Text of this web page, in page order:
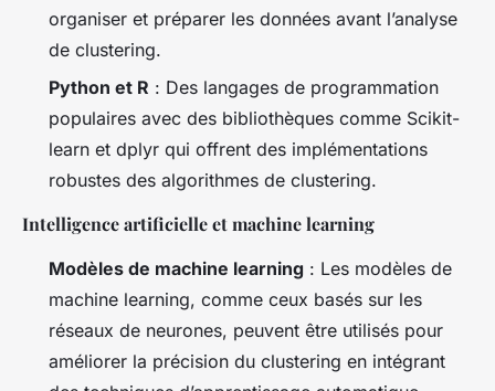
organiser et préparer les données avant l’analyse
de clustering.
Python et R : Des langages de programmation
populaires avec des bibliothèques comme Scikit-
learn et dplyr qui offrent des implémentations
robustes des algorithmes de clustering.
Intelligence artificielle et machine learning
Modèles de machine learning : Les modèles de
machine learning, comme ceux basés sur les
réseaux de neurones, peuvent être utilisés pour
améliorer la précision du clustering en intégrant